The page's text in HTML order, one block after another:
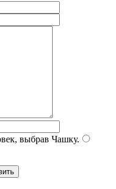
выбрав Чашку.